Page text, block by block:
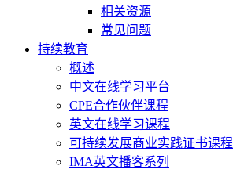
相关资源
常见问题
持续教育
概述
中文在线学习平台
CPE合作伙伴课程
英文在线学习课程
可持续发展商业实践证书课程
IMA英文播客系列